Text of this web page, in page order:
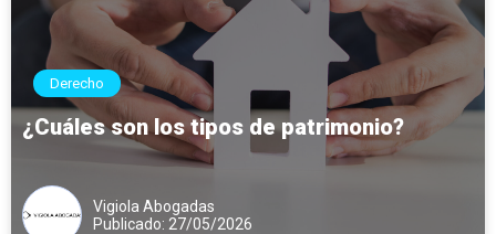
Derecho
¿Cuáles son los tipos de patrimonio?
Vigiola Abogadas
Publicado: 27/05/2026